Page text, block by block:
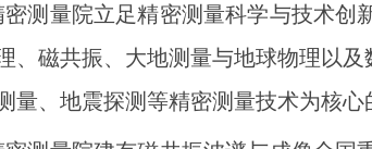
密测量院立足精密测量科学与技术创
、磁共振、大地测量与地球物理以
量、地震探测等精密测量技术为核